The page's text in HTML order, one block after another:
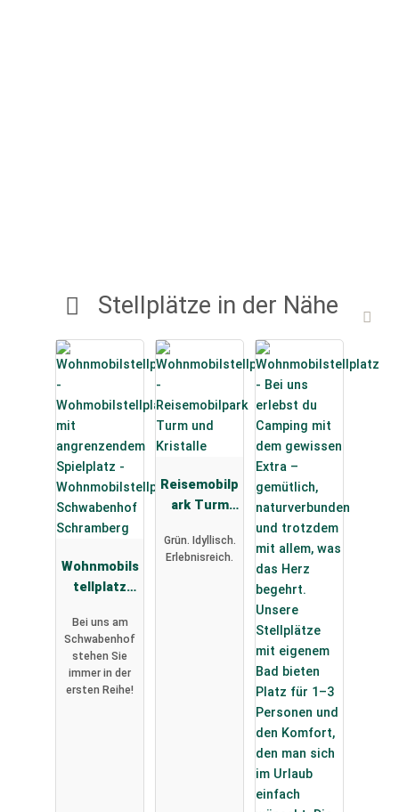
Stellplätze in der Nähe
Wohnmobils
tellplatz
of
Schramberg
Bei uns am
Schwabenhof
stehen Sie
immer in der
ersten Reihe!
Reisemobilp
ark Turm
Kristalle
Grün. Idyllisch.
Erlebnisreich.